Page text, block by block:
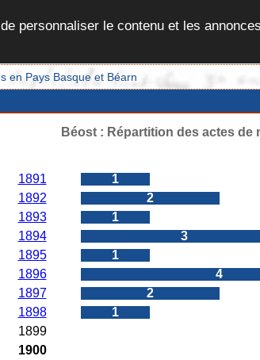
personnaliser le contenu et les
en Pays Basque et Béarn
Béost : Répartition des actes de
1891
1
1892
2
1893
1
1894
3
1895
1
1896
4
1897
2
1898
1
1899
1900